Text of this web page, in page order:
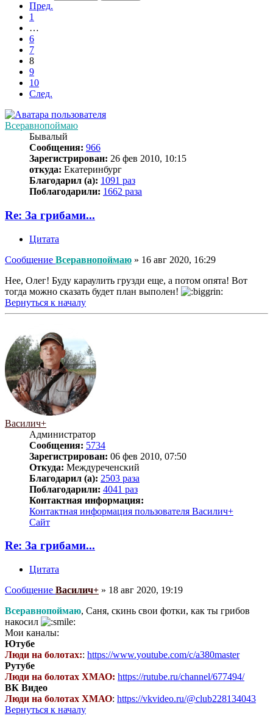
Пред.
1
…
6
7
8
9
10
След.
Всеравнопоймаю
Бывалый
Сообщения: 966
Зарегистрирован: 26 фев 2010, 10:15
откуда: Екатеринбург
Благодарил (а): 1091 раз
Поблагодарили: 1662 раза
Re: За грибами...
Цитата
Сообщение Всеравнопоймаю » 16 авг 2020, 16:29
Нее, Олег! Буду караулить грузди еще, а потом опята! Вот
тогда можно сказать будет план выполен!
Вернуться к началу
Василич+
Администратор
Сообщения: 5734
Зарегистрирован: 06 фев 2010, 07:50
Откуда: Междуреченский
Благодарил (а): 2503 раза
Поблагодарили: 4041 раз
Контактная информация:
Контактная информация пользователя Василич+
Сайт
Re: За грибами...
Цитата
Сообщение Василич+ » 18 авг 2020, 19:19
Всеравнопоймаю, Саня, скинь свои фотки, как ты грибов
накосил
Мои каналы:
Ютубе
Люди на болотах:: https://www.youtube.com/c/a380master
Рутубе
Люди на болотах ХМАО: https://rutube.ru/channel/677494/
ВК Видео
Люди на болотах ХМАО: https://vkvideo.ru/@club228134043
Вернуться к началу